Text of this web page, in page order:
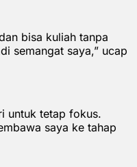
bisa kuliah tanpa
semangat saya,” ucap
untuk tetap fokus.
saya ke tahap